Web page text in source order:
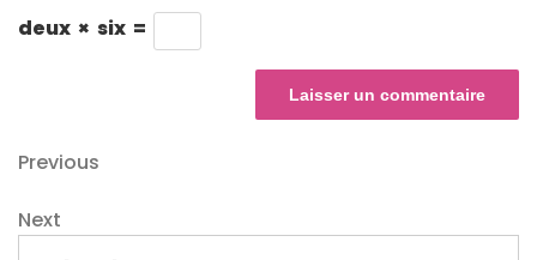
deux × six =
Navigation
de
Previous
Previous
Next
Next